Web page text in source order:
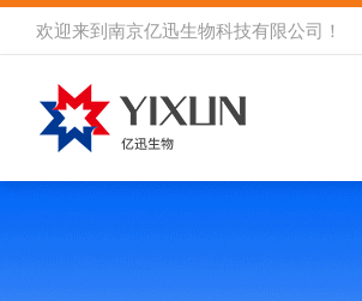
欢迎来到 南京亿迅生物科技有限公司 ！